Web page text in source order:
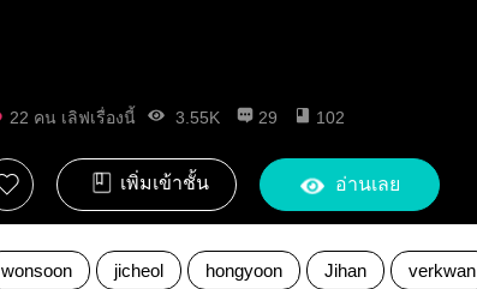
22 คน เลิฟเรื่องนี้ 3.55K 29 102
เพิ่มเข้าชั้น อ่านเลย
wonsoon jicheol hongyoon Jihan verkwan